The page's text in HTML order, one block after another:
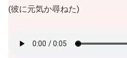
(彼に元気か尋ねた)